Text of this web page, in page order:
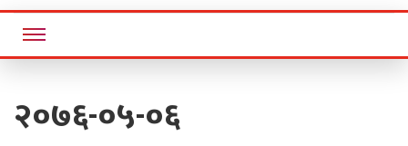
Bisaunee
२०७६-०५-०६